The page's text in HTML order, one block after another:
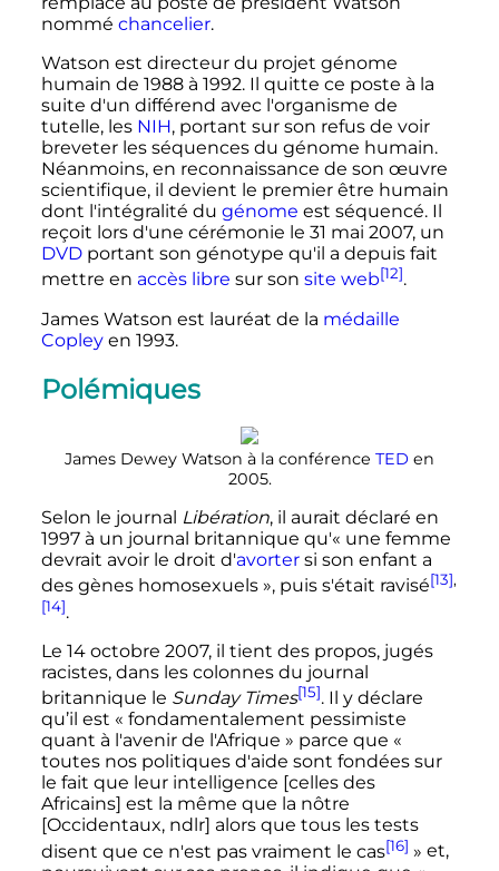
nommé chancelier.
Watson est directeur du projet génome
humain de 1988 à 1992. Il quitte ce poste à la
suite d'un différend avec l'organisme de
tutelle, les NIH, portant sur son refus de voir
breveter les séquences du génome humain.
Néanmoins, en reconnaissance de son œuvre
scientifique, il devient le premier être humain
dont l'intégralité du génome est séquencé. Il
reçoit lors d'une cérémonie le 31 mai 2007, un
DVDportant son génotype qu'il a depuis fait
mettre en accès libre sur son site web[12].
James Watson est lauréat de la médaille
Copleyen 1993.
Polémiques
James Dewey Watson à la conférence TED en
2005.
Selon le journal Libération, il aurait déclaré en
1997 à un journal britannique qu'« une femme
devrait avoir le droit d'avortersi son enfant a
des gènes homosexuels », puis s'était ravisé[13],
[14].
Le 14 octobre 2007, il tient des propos, jugés
racistes, dans les colonnes du journal
britannique le Sunday Times[15]. Il y déclare
qu’il est « fondamentalement pessimiste
quant à l'avenir de l'Afrique » parce que «
toutes nos politiques d'aide sont fondées sur
le fait que leur intelligence [celles des
Africains] est la même que la nôtre
[Occidentaux, ndlr] alors que tous les tests
disent que ce n'est pas vraiment le cas[16] » et,